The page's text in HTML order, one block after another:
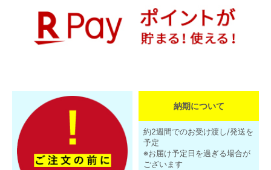
納期について
約2週間でのお受け渡し/発送を
予定
※お届け予定日を過ぎる場合が
ございます